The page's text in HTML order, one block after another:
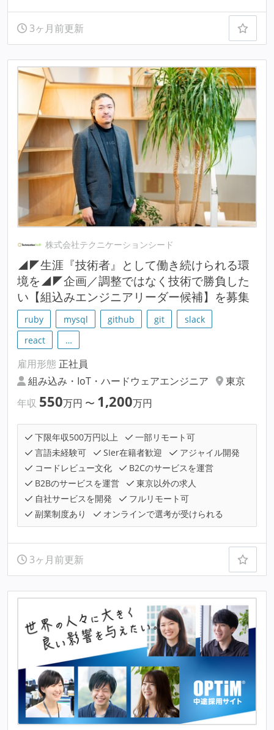
3ヶ月前更新
株式会社テクニケーションシード
◢◤生涯『技術者』として働き続けられる環
境を◢◤企画／調整ではなく技術で勝負した
い【組込みエンジニアリーダー候補】を募集
ruby mysql github git
slack
react
…
雇用形態 正社員
組み込み・IoT・ハードウェアエンジニア
東京
年収 550万円 〜 1,200万円
下限年収500万円以上
一部リモート可
言語未経験可
SIer在籍者歓迎
アジャイル開発
コードレビュー文化
B2Cのサービスを運営
B2Bのサービスを運営
東京以外の求人
自社サービスを開発
フルリモート可
副業制度あり
オンラインで選考が受けられる
3ヶ月前更新